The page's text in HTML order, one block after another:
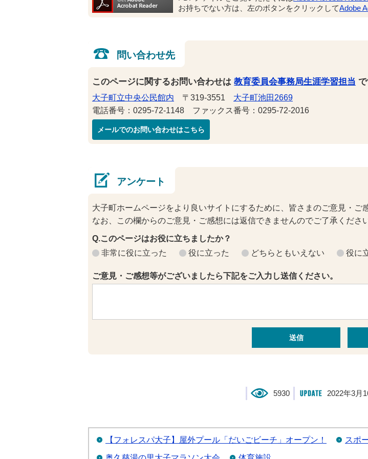
お持ちでない方は、左のボタンをクリックしてAdobe
問い合わせ先
このページに関するお問い合わせは 教育委員会事務局生涯学習担当 で
大子町立中央公民館内 〒319-3551 大子町池田2669
電話番号：0295-72-1148 ファックス番号：0295-72-2016
メールでのお問い合わせはこちら
アンケート
大子町ホームページをより良いサイトにするために、皆さまのご意見・ご
なお、この欄からのご意見・ご感想には返信できませんのでご了承ください
Q.このページはお役に立ちましたか？
非常に役に立った
役に立った どちらともいえない 役に
ご意見・ご感想等がございましたら下記をご入力し送信ください。
5930 2022年3月
【フォレスパ大子】屋外プール「だいごビーチ」オープン！ スポ